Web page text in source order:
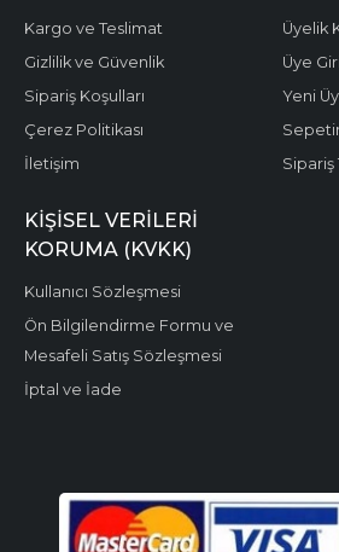
Kargo ve Teslimat
Gizlilik ve Güvenlik
Sipariş Koşulları
Çerez Politikası
İletişim
Üyelik
Üye
Yeni
Sipariş
KIŞISEL VERILERI
KORUMA (KVKK)
Kullanıcı Sözleşmesi
Ön Bilgilendirme Formu ve
Mesafeli Satış Sözleşmesi
İptal ve İade